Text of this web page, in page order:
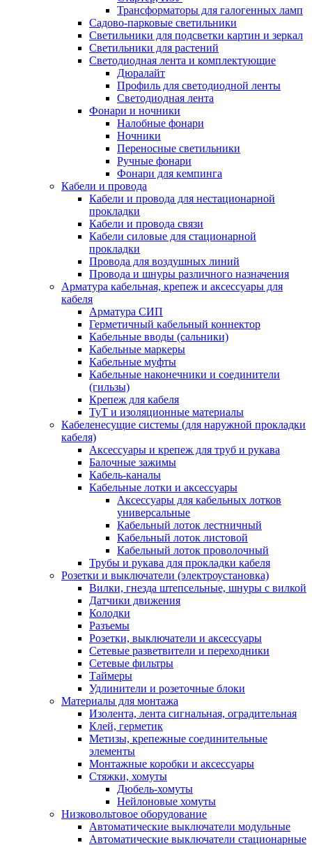
Трансформаторы для галогенных ламп
Садово-парковые светильники
Светильники для подсветки картин и зеркал
Светильники для растений
Светодиодная лента и комплектующие
Дюралайт
Профиль для светодиодной ленты
Светодиодная лента
Фонари и ночники
Налобные фонари
Ночники
Переносные светильники
Ручные фонари
Фонари для кемпинга
Кабели и провода
Кабели и провода для нестационарной
прокладки
Кабели и провода связи
Кабели силовые для стационарной
прокладки
Провода для воздушных линий
Провода и шнуры различного назначения
Арматура кабельная, крепеж и аксессуары для
кабеля
Арматура СИП
Герметичный кабельный коннектор
Кабельные вводы (сальники)
Кабельные маркеры
Кабельные муфты
Кабельные наконечники и соединители
(гильзы)
Крепеж для кабеля
ТуТ и изоляционные материалы
Кабеленесущие системы (для наружной прокладки
кабеля)
Аксессуары и крепеж для труб и рукава
Балочные зажимы
Кабель-каналы
Кабельные лотки и аксессуары
Аксессуары для кабельных лотков
универсальные
Кабельный лоток лестничный
Кабельный лоток листовой
Кабельный лоток проволочный
Трубы и рукава для прокладки кабеля
Розетки и выключатели (электроустановка)
Вилки, гнезда штепсельные, шнуры с вилкой
Датчики движения
Колодки
Разъемы
Розетки, выключатели и аксессуары
Сетевые разветвители и переходники
Сетевые фильтры
Таймеры
Удлинители и розеточные блоки
Материалы для монтажа
Изолента, лента сигнальная, оградительная
Клей, герметик
Метизы, крепежные соединительные
элементы
Монтажные коробки и аксессуары
Стяжки, хомуты
Дюбель-хомуты
Нейлоновые хомуты
Низковольтовое оборудование
Автоматические выключатели модульные
Автоматические выключатели стационарные